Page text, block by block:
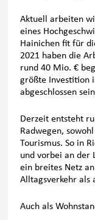
Aktuell arbeiten
eines
Hainichen fit für
2021 haben die
rund 40 Mio. €
größte Investition
abgeschlossen
Derzeit entsteht
Radwegen,
Tourismus. So in
und vorbei an der
ein breites Netz
Alltagsverkehr als
Auch als